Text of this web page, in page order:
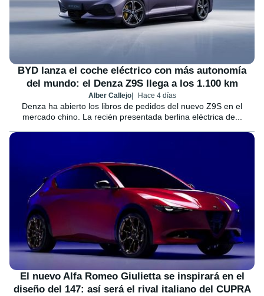
BYD lanza el coche eléctrico con más autonomía
del mundo: el Denza Z9S llega a los 1.100 km
Alber Callejo Hace 4 días
Denza ha abierto los libros de pedidos del nuevo Z9S en el
mercado chino. La recién presentada berlina eléctrica de...
El nuevo Alfa Romeo Giulietta se inspirará en el
diseño del 147: así será el rival italiano del CUPRA